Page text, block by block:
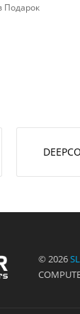
Подарок
© 2026